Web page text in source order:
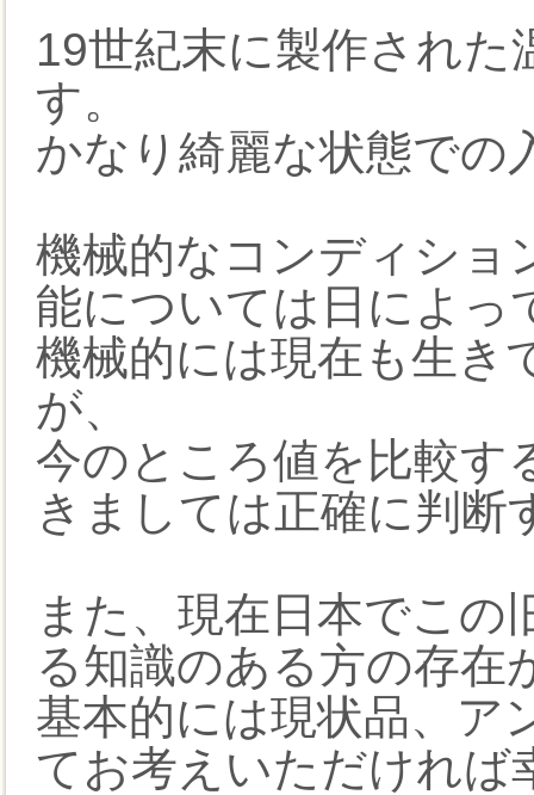
19世紀末に製作された
す。
かなり綺麗な状態での
機械的なコンディショ
能については日によっ
機械的には現在も生き
が、
今のところ値を比較す
きましては正確に判
また、現在日本でこの
る知識のある方の存在
基本的には現状品、ア
てお考えいただければ